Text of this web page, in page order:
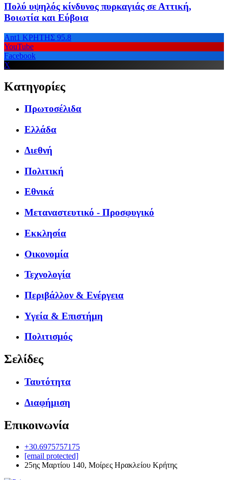
Πολύ υψηλός κίνδυνος πυρκαγιάς σε Αττική,
Βοιωτία και Εύβοια
Ant1 ΚΡΗΤΗΣ 95.8
YouTube
Facebook
X
Κατηγορίες
Πρωτοσέλιδα
Ελλάδα
Διεθνή
Πολιτική
Εθνικά
Μεταναστευτικό - Προσφυγικό
Εκκλησία
Οικονομία
Τεχνολογία
Περιβάλλον & Ενέργεια
Υγεία & Επιστήμη
Πολιτισμός
Σελίδες
Ταυτότητα
Διαφήμιση
Επικοινωνία
+30.6975757175
[email protected]
25ης Μαρτίου 140, Μοίρες Ηρακλείου Κρήτης